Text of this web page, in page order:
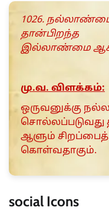
1026.
தான்பிறந்த
இல்லாண்மை
மு.வ. விளக்கம்:
ஒருவனுக்கு
சொல்லப்படுவது
ஆளும்
கொள்வதாகும்.
social Icons